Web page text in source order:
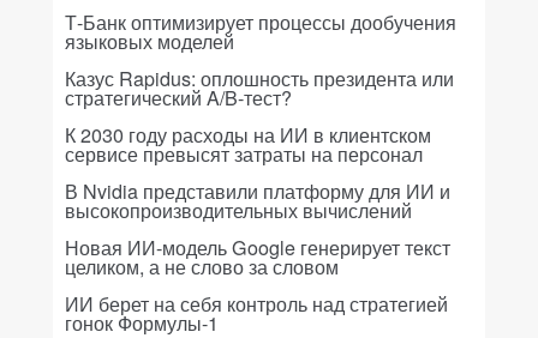
Т-Банк оптимизирует процессы дообучения
языковых моделей
Казус Rapidus: оплошность президента или
стратегический A/B-тест?
К 2030 году расходы на ИИ в клиентском
сервисе превысят затраты на персонал
В Nvidia представили платформу для ИИ и
высокопроизводительных вычислений
Новая ИИ-модель Google генерирует текст
целиком, а не слово за словом
ИИ берет на себя контроль над стратегией
гонок Формулы-1